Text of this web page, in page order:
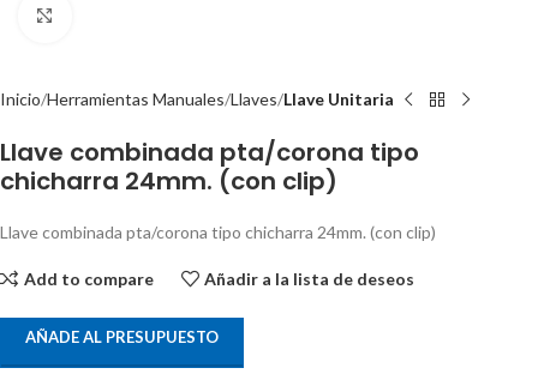
Inicio Herramientas Manuales Llaves Llave Unitaria
Llave combinada pta/corona tipo
chicharra 24mm. (con clip)
Llave combinada pta/corona tipo chicharra 24mm. (con clip)
Add to compare Añadir a la lista de deseos
AÑADE AL PRESUPUESTO